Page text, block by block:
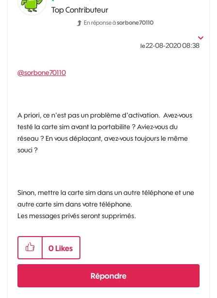
Top Contributeur
En réponse àsorbone70110
le‎22-08-202008:38
@sorbone70110
A priori, ce n'est pas un problème d'activation. Avez-vous
testé la carte sim avant la portabilite ? Aviez-vous du
réseau ? En vous déplaçant, avez-vous toujours le même
souci ?
Sinon, mettre la carte sim dans un autre téléphone et une
autre carte sim dans votre téléphone.
Les messages privés seront supprimés.
0 Likes
Répondre